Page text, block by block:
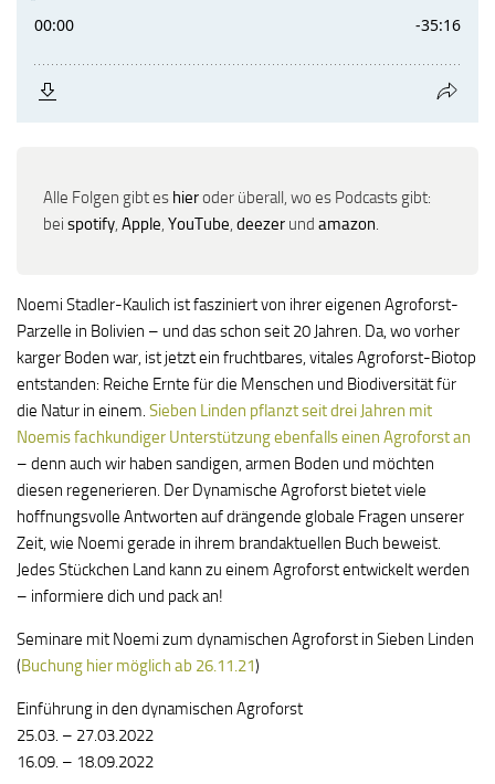
Alle Folgen gibt es hieroder überall, wo es Podcasts gibt:
bei spotify, Apple, YouTube, deezer und amazon.
Noemi Stadler-Kaulich ist fasziniert von ihrer eigenen Agroforst-
Parzelle in Bolivien – und das schon seit 20 Jahren. Da, wo vorher
karger Boden war, ist jetzt ein fruchtbares, vitales Agroforst-Biotop
entstanden: Reiche Ernte für die Menschen und Biodiversität für
die Natur in einem. Sieben Linden pflanzt seit drei Jahren mit
Noemis fachkundiger Unterstützung ebenfalls einen Agroforst an
– denn auch wir haben sandigen, armen Boden und möchten
diesen regenerieren. Der Dynamische Agroforst bietet viele
hoffnungsvolle Antworten auf drängende globale Fragen unserer
Zeit, wie Noemi gerade in ihrem brandaktuellen Buch beweist.
Jedes Stückchen Land kann zu einem Agroforst entwickelt werden
– informiere dich und pack an!
Seminare mit Noemi zum dynamischen Agroforst in Sieben Linden
(Buchung hier möglich ab 26.11.21)
Einführung in den dynamischen Agroforst
25.03. – 27.03.2022
16.09. – 18.09.2022